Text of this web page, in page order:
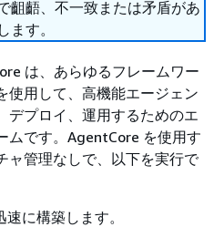
齟齬、不一致または矛盾があ
ます。
は、あらゆるフレームワー
使用して、高機能エージェン
デプロイ、運用するためのエ
ムです。AgentCore を使用す
ャ管理なしで、以下を実行で
に構築します。